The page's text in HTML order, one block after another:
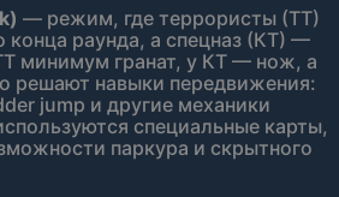
— режим, где террористы (ТТ)
раунда, а спецназ (КТ) —
минимум гранат, у КТ — нож, а
решают навыки передвижения:
jump и другие механики
специальные карты,
паркура и скрытного